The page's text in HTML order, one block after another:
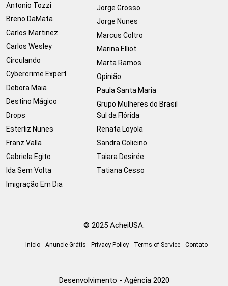
Antonio Tozzi
Breno DaMata
Carlos Martinez
Carlos Wesley
Circulando
Cybercrime Expert
Debora Maia
Destino Mágico
Drops
Esterliz Nunes
Franz Valla
Gabriela Egito
Ida Sem Volta
Imigração Em Dia
Jorge Grosso
Jorge Nunes
Marcus Coltro
Marina Elliot
Marta Ramos
Opinião
Paula Santa Maria
Grupo Mulheres do Brasil
Sul da Flórida
Renata Loyola
Sandra Colicino
Taiara Desirée
Tatiana Cesso
© 2025 AcheiUSA.
Início Anuncie Grátis Privacy Policy Terms of Service Contato
Desenvolvimento - Agência 2020